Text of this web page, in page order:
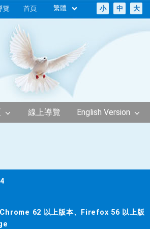
覽 首頁 繁體 小 中 大
線上導覽 English Version
Chrome 62 以上版本、Firefox 56 以上版